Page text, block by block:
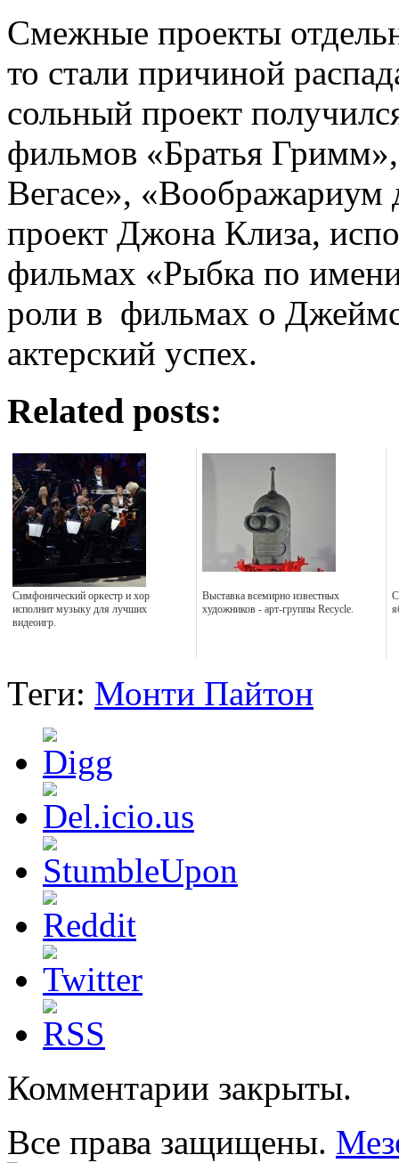
Смежные проекты
то стали причиной
сольный проект
фильмов «Братья
Вегасе», «Воображариум
проект Джона Клиза,
фильмах «Рыбка по
роли в фильмах о
актерский успех.
Related posts:
Симфонический оркестр и хор
исполнит музыку для лучших
видеоигр.
Выставка всемирно известных
художников - арт-группы Recycle.
Теги: Монти Пайтон
Комментарии закрыты.
Все права защищены.